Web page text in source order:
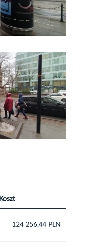
Koszt
124 256,44 PLN